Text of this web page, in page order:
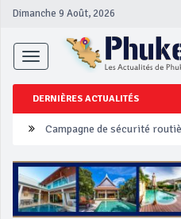
Dimanche 9 Août, 2026
Toggle
navigation
DERNIÈRES ACTUALITÉS
Un touriste français blessé
Phuket Peranakan Festival
‘Phuket Eye’ assurera la